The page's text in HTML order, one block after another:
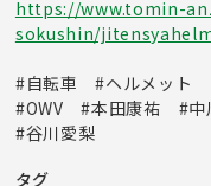
https://www.tomin-
sokushin/
#自転車 #ヘルメット
#OWV #本田康祐 #
#谷川愛梨
タグ